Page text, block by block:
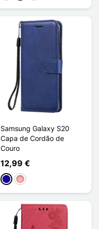
Samsung Galaxy S20
Capa de Cordão de
Couro
12,99 €
Azul Escuro
Ouro rosa